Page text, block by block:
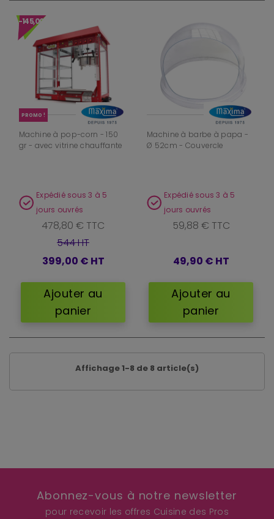
-145,00 €
PROMO !
Machine à pop-corn - 150
gr - avec vitrine chauffante
Expédié sous 3 à 5
jours ouvrés
478,80 € TTC
544 HT
399,00 € HT
Ajouter au
panier
Machine à barbe à papa -
Ø 52cm - Couvercle
Expédié sous 3 à 5
jours ouvrés
59,88 € TTC
49,90 € HT
Ajouter au
panier
Affichage 1-8 de 8 article(s)
Abonnez-vous à notre newsletter
pour recevoir les offres Cuisine des Pros